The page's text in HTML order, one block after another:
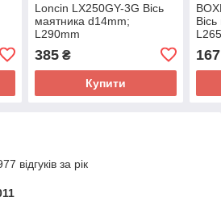
Loncin LX250GY-3G Вісь
маятника d14mm;
L290mm
385₴
Купити
167
відгуків за рік